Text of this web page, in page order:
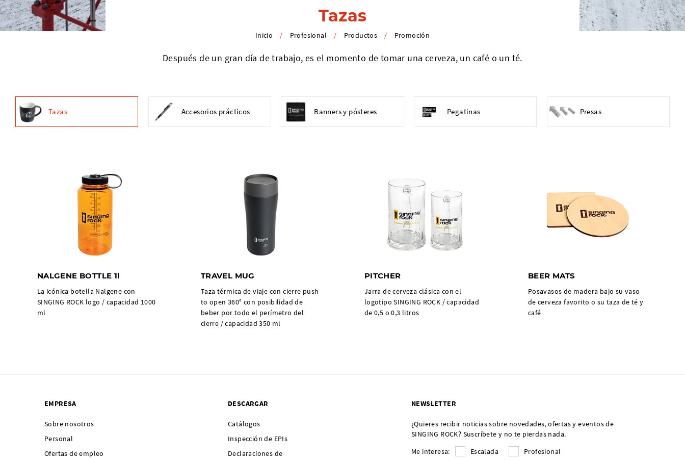
Tazas
Inicio / Profesional / Productos / Promoción
Después de un gran día de trabajo, es el momento de tomar una cerveza, un café o un té.
Tazas Accesorios prácticos Banners y pósteres Pegatinas Presas
NALGENE BOTTLE 1l
La icónica botella Nalgene con
SINGING ROCK logo / capacidad 1000
ml
TRAVEL MUG
Taza térmica de viaje con cierre push
to open 360° con posibilidad de
beber por todo el perímetro del
cierre / capacidad 350 ml
PITCHER
Jarra de cerveza clásica con el
logotipo SINGING ROCK / capacidad
de 0,5 o 0,3 litros
BEER MATS
Posavasos de madera bajo su vaso
de cerveza favorito o su taza de té y
café
EMPRESA
Sobre nosotros
Personal
Ofertas de empleo
DESCARGAR
Catálogos
Inspección de EPIs
Declaraciones de
NEWSLETTER
¿Quieres recibir noticias sobre novedades, ofertas y eventos de
SINGING ROCK? Suscríbete y no te pierdas nada.
Me interesa:
Escalada Profesional